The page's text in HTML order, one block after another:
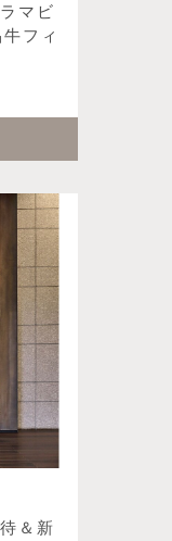
マビ
フィ
＆新